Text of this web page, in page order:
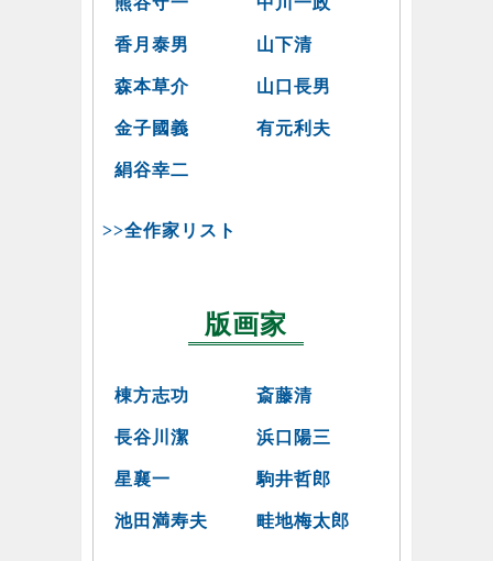
香月泰男 山下清
森本草介 山口長男
金子國義 有元利夫
絹谷幸二
>>全作家リスト
版画家
棟方志功 斎藤清
長谷川潔 浜口陽三
星襄一 駒井哲郎
池田満寿夫 畦地梅太郎